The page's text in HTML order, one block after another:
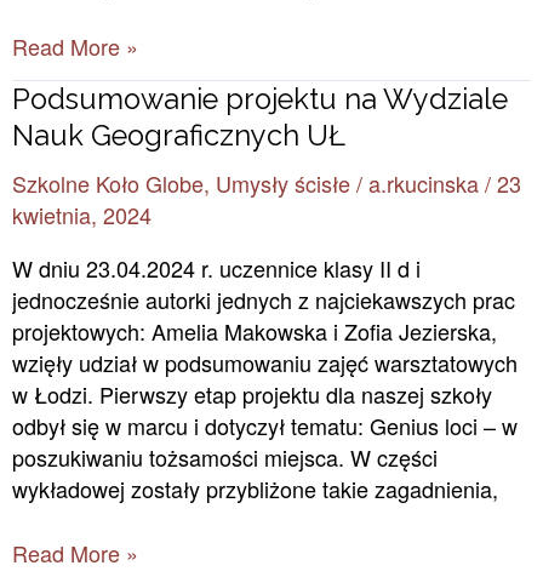
Read More »
Podsumowanie projektu na Wydziale
Nauk Geograficznych UŁ
Szkolne Koło Globe, Umysły ścisłe/a.rkucinska/23
kwietnia, 2024
W dniu 23.04.2024 r. uczennice klasy II d i
jednocześnie autorki jednych z najciekawszych prac
projektowych: Amelia Makowska i Zofia Jezierska,
wzięły udział w podsumowaniu zajęć warsztatowych
w Łodzi. Pierwszy etap projektu dla naszej szkoły
odbył się w marcu i dotyczył tematu: Genius loci – w
poszukiwaniu tożsamości miejsca. W części
wykładowej zostały przybliżone takie zagadnienia,
Podsumowanie
projektu
Wydziale
Nauk
UŁ
Read More »